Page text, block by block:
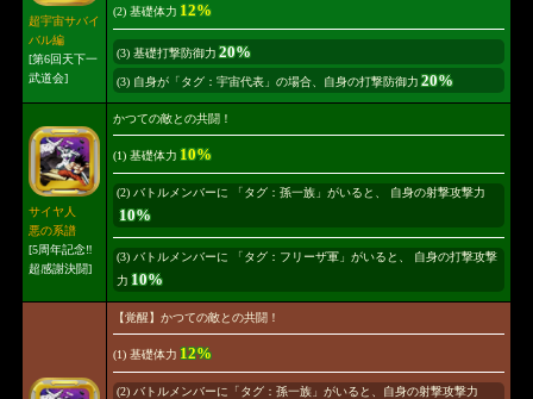
超宇宙サバイ
バル編
[第6回天下一
武道会]
(2) 基礎体力 12%
(3) 基礎打撃防御力 20%
(3) 自身が「タグ：宇宙代表」の場合、自身の打撃防御力 20%
サイヤ人
悪の系譜
[5周年記念‼
超感謝決闘]
かつての敵との共闘！
(1) 基礎体力 10%
(2) バトルメンバーに 「タグ：孫一族」がいると、 自身の射撃攻撃力
10%
(3) バトルメンバーに 「タグ：フリーザ軍」がいると、 自身の打撃攻撃
力 10%
【覚醒】かつての敵との共闘！
(1) 基礎体力 12%
(2) バトルメンバーに「タグ：孫一族」がいると、自身の射撃攻撃力